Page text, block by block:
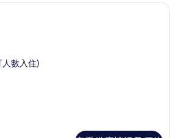
高級寢具、迷你吧、房內夾萬、遮光
人數入住)